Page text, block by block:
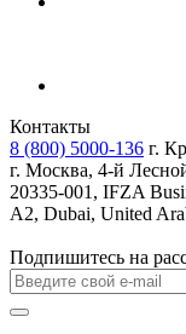
Контакты
8 (800) 5000-136 г.
г. Москва, 4-й
20335-001, IFZA
A2, Dubai, United
Подпишитесь на